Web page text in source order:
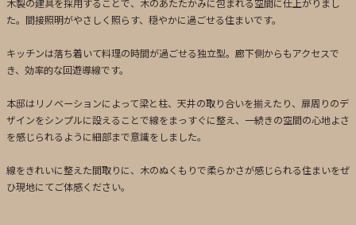
木製の建具を採用することで、木のあたたかみに包まれる空間に仕上がりまし
た。間接照明がやさしく照らす、穏やかに過ごせる住まいです。
キッチンは落ち着いて料理の時間が過ごせる独立型。廊下側からもアクセスで
き、効率的な回遊導線です。
本邸はリノベーションによって梁と柱、天井の取り合いを揃えたり、扉周りのデ
ザインをシンプルに設えることで線をまっすぐに整え、一続きの空間の心地よさ
を感じられるように細部まで意識をしました。
線をきれいに整えた間取りに、木のぬくもりで柔らかさが感じられる住まいをぜ
ひ現地にてご体感ください。